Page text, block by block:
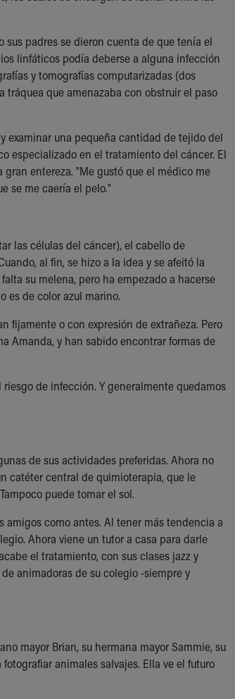
padres se dieron cuenta de que tenía el
linfáticos podía deberse a alguna infección
y tomografías computarizadas (dos
que amenazaba con obstruir el paso
examinar una pequeña cantidad de tejido del
especializado en el tratamiento del cáncer. El
entereza. "Me gustó que el médico me
se me caería el pelo."
las células del cáncer), el cabello de
al fin, se hizo a la idea y se afeitó la
su melena, pero ha empezado a hacerse
es de color azul marino.
fijamente o con expresión de extrañeza. Pero
Amanda, y han sabido encontrar formas de
de infección. Y generalmente quedamos
de sus actividades preferidas. Ahora no
catéter central de quimioterapia, que le
puede tomar el sol.
amigos como antes. Al tener más tendencia a
Ahora viene un tutor a casa para darle
el tratamiento, con sus clases jazz y
animadoras de su colegio -siempre y
mayor Brian, su hermana mayor Sammie, su
animales salvajes. Ella ve el futuro